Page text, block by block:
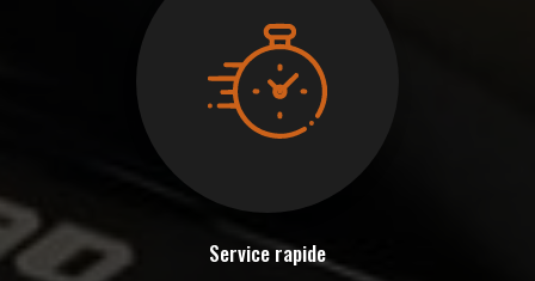
Service rapide